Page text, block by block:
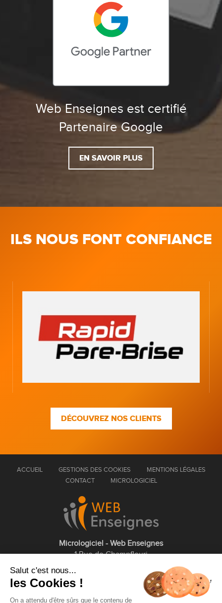
Web Enseignes est certifié
Partenaire Google
EN SAVOIR PLUS
ILS NOUS FONT CONFIANCE
DÉCOUVREZ NOS CLIENTS
ACCUEIL GESTIONS DES COOKIES
MENTIONS LÉGALES
CONTACT
MICROLOGICIEL
Micrologiciel - Web Enseignes
1 Rue de Champfleuri
01 75 43 63 60
Salut c'est nous...
les Cookies !
On a attendu d'être sûrs que le contenu de